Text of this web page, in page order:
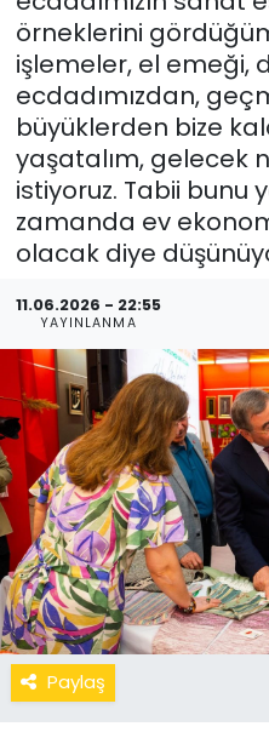
örneklerini
işlemeler, el emeği,
ecdadımızdan,
büyüklerden bize
yaşatalım, gelecek
istiyoruz. Tabii bunu
zamanda ev
olacak diye
11.06.2026 - 22:55
YAYINLANMA
Paylaş